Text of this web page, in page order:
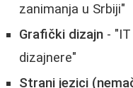
zanimanja u Srbiji"
Grafički dizajn -
dizajnere"
Strani jezici